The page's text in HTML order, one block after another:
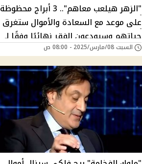
"الزهر هيلعب معاهم".. 3 أبراج محظوظة
على موعد مع السعادة والأموال ستغرق
حياتهم وسيودعون الفقر نهائيًا وفقًا لـ
توقعات ميشال حايك 2025
السبت 08/مارس/2025 - 08:00 ص